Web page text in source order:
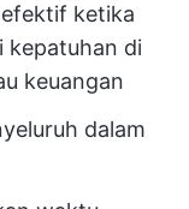
ketika
kepatuhan di
keuangan
dalam